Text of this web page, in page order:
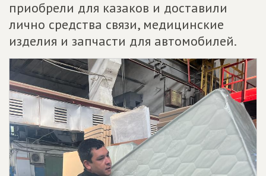
приобрели для казаков и доставили
лично средства связи, медицинские
изделия и запчасти для автомобилей.